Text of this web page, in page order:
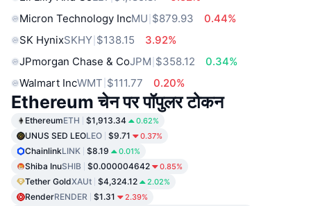
Micron Technology IncMU $879.93
0.44%
SK HynixSKHY $138.15
3.92%
JPmorgan Chase & CoJPM $358.12
0.34%
Walmart IncWMT $111.77 0.20%
Ethereum चेन पर पॉपुलर टोकन
EthereumETH $1,913.34 0.62%
UNUS SED LEOLEO $9.71 0.37%
ChainlinkLINK $8.19 0.01%
Shiba InuSHIB $0.000004642 0.85%
Tether GoldXAUt $4,324.12 2.02%
RenderRENDER $1.31 2.39%